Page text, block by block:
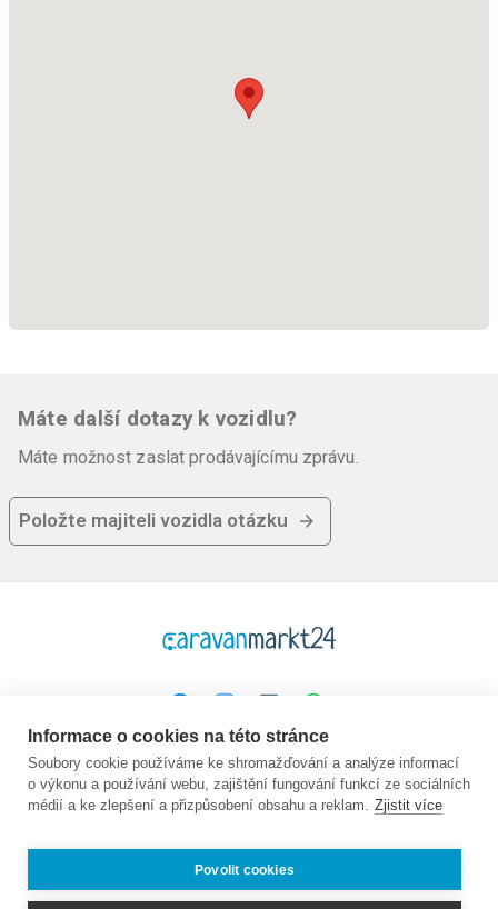
Máte další dotazy k vozidlu?
Máte možnost zaslat prodávajícímu zprávu.
Položte majiteli vozidla otázku
Platforma
Domovská stránka
Koupit
Prodej
otázky
Společnost
O nás
Kontakt
Průvodce
Nabídky práce:
Partner
Právní
GTC
Ochrana údajů
Otisk
Informace o cookies na této stránce
Soubory cookie používáme ke shromažďování a analýze informací
o výkonu a používání webu, zajištění fungování funkcí ze sociálních
médií a ke zlepšení a přizpůsobení obsahu a reklam. Zjistit více
Povolit cookies